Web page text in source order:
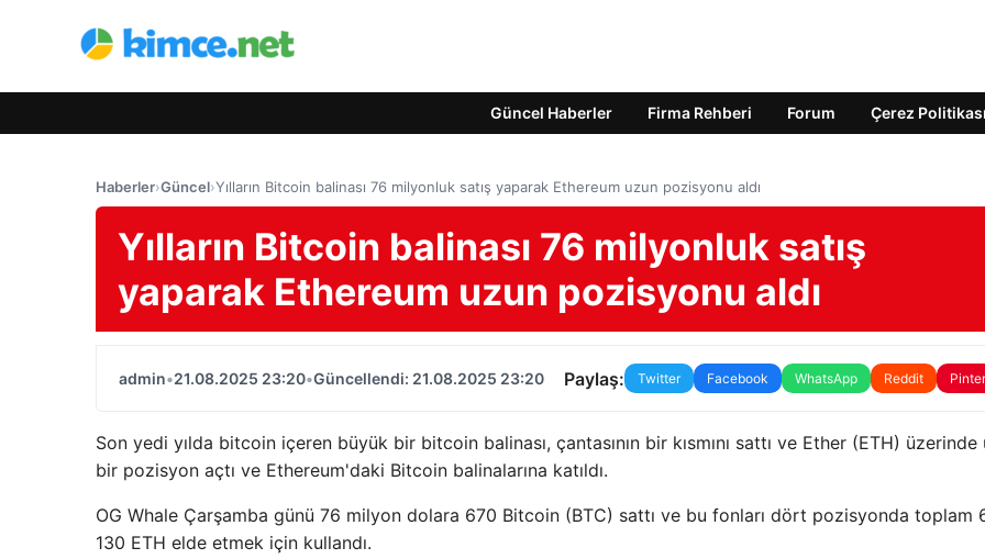
Güncel Haberler Firma Rehberi Forum Çerez Politikası
Haberler›Güncel›Yılların Bitcoin balinası 76 milyonluk satış yaparak Ethereum uzun pozisyonu aldı
Yılların Bitcoin balinası 76 milyonluk satış
yaparak Ethereum uzun pozisyonu aldı
admin•21.08.2025 23:20•Güncellendi: 21.08.2025 23:20 Paylaş: Twitter Facebook WhatsApp Reddit
Son yedi yılda bitcoin içeren büyük bir bitcoin balinası, çantasının bir kısmını sattı ve Ether (ETH) üzerinde
bir pozisyon açtı ve Ethereum'daki Bitcoin balinalarına katıldı.
OG Whale Çarşamba günü 76 milyon dolara 670 Bitcoin (BTC) sattı ve bu fonları dört pozisyonda toplam
130 ETH elde etmek için kullandı.